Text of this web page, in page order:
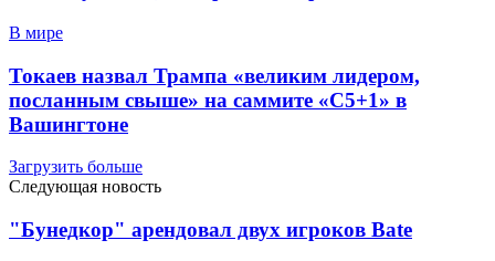
В мире
Токаев назвал Трампа «великим лидером,
посланным свыше» на саммите «C5+1» в
Вашингтоне
Загрузить больше
Следующая новость
"Бунедкор" арендовал двух игроков Bate